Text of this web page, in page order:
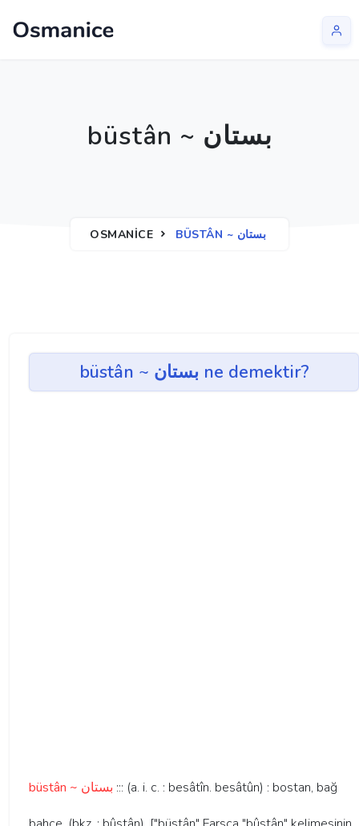
büstân ~ بستان
OSMANICE BÜSTÂN ~ بستان
büstân ~ بستان ne demektir?
büstân ~ بستان ::: (a. i. c. : besâtîn. besâtûn) : bostan, bağ